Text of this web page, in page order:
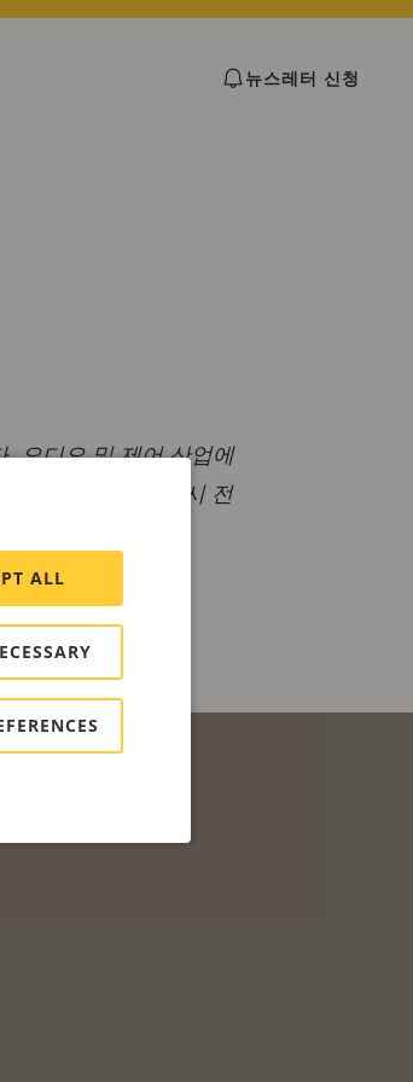
뉴스레터 신청
오디오 및 제어 산업에
장에서의 시장 출시 전
ALL